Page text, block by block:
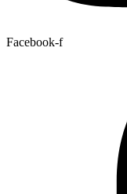
Facebook-f